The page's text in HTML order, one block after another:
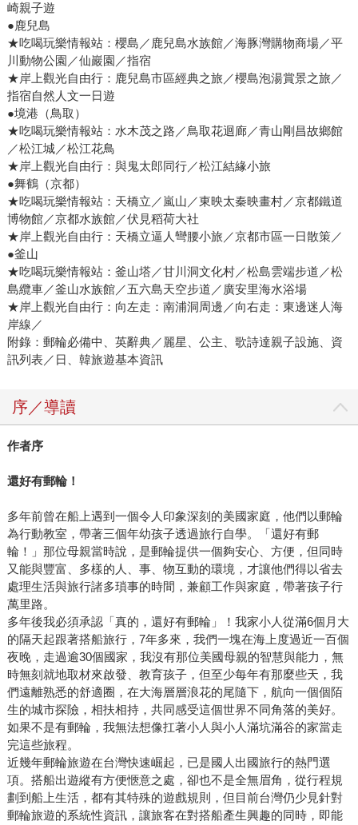
崎親子遊
●鹿兒島
★吃喝玩樂情報站：櫻島／鹿兒島水族館／海豚灣購物商場／平
川動物公園／仙巖園／指宿
★岸上觀光自由行：鹿兒島市區經典之旅／櫻島泡湯賞景之旅／
指宿自然人文一日遊
●境港（鳥取）
★吃喝玩樂情報站：水木茂之路／鳥取花迴廊／青山剛昌故鄉館
／松江城／松江花鳥
★岸上觀光自由行：與鬼太郎同行／松江結緣小旅
●舞鶴（京都）
★吃喝玩樂情報站：天橋立／嵐山／東映太秦映畫村／京都鐵道
博物館／京都水族館／伏見稻荷大社
★岸上觀光自由行：天橋立逼人彎腰小旅／京都市區一日散策／
●釜山
★吃喝玩樂情報站：釜山塔／甘川洞文化村／松島雲端步道／松
島纜車／釜山水族館／五六島天空步道／廣安里海水浴場
★岸上觀光自由行：向左走：南浦洞周邊／向右走：東邊迷人海
岸線／
附錄：郵輪必備中、英辭典／麗星、公主、歌詩達親子設施、資
訊列表／日、韓旅遊基本資訊
序／導讀
作者序
還好有郵輪！
多年前曾在船上遇到一個令人印象深刻的美國家庭，他們以郵輪
為行動教室，帶著三個年幼孩子透過旅行自學。「還好有郵
輪！」那位母親當時說，是郵輪提供一個夠安心、方便，但同時
又能與豐富、多樣的人、事、物互動的環境，才讓他們得以省去
處理生活與旅行諸多瑣事的時間，兼顧工作與家庭，帶著孩子行
萬里路。
多年後我必須承認「真的，還好有郵輪」！我家小人從滿6個月大
的隔天起跟著搭船旅行，7年多來，我們一塊在海上度過近一百個
夜晚，走過逾30個國家，我沒有那位美國母親的智慧與能力，無
時無刻就地取材來啟發、教育孩子，但至少每年有那麼些天，我
們遠離熟悉的舒適圈，在大海層層浪花的尾隨下，航向一個個陌
生的城市探險，相扶相持，共同感受這個世界不同角落的美好。
如果不是有郵輪，我無法想像扛著小人與小人滿坑滿谷的家當走
完這些旅程。
近幾年郵輪旅遊在台灣快速崛起，已是國人出國旅行的熱門選
項。搭船出遊縱有方便愜意之處，卻也不是全無眉角，從行程規
劃到船上生活，都有其特殊的遊戲規則，但目前台灣仍少見針對
郵輪旅遊的系統性資訊，讓旅客在對搭船產生興趣的同時，即能